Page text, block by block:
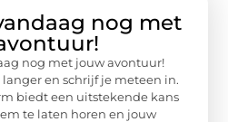
nog met
nog met jouw avontuur!
en schrijf je meteen in.
biedt een uitstekende kans
te laten horen en jouw